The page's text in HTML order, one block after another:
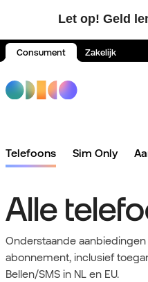
Let op! Geld
Consument Zakelijk
Telefoons Sim Only
Alle
Onderstaande aanbiedingen
abonnement, inclusief
Bellen/SMS in NL en EU.